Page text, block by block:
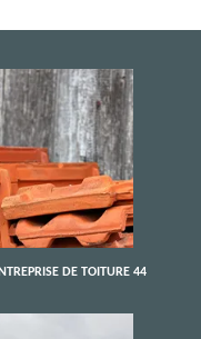
DE TOITURE 44